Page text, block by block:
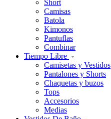
Short
Camisas
Batola
Kimonos
Pantuflas
Combinar
Tiempo Libre
Camisetas y Vestidos
Pantalones y Shorts
Chaquetas y buzos
Tops
Accesorios
Medias